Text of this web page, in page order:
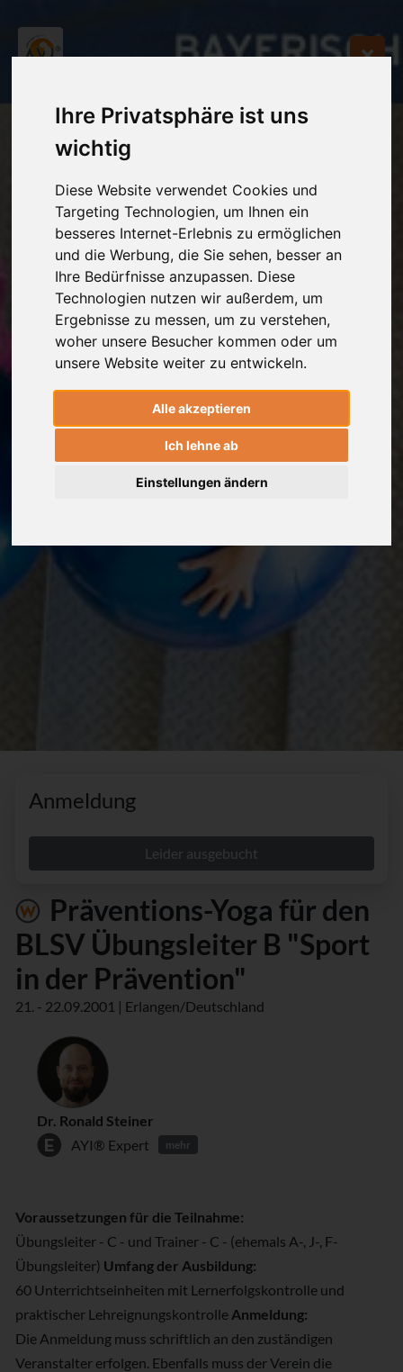
Ihre Privatsphäre ist uns
wichtig
Diese Website verwendet Cookies und
Targeting Technologien, um Ihnen ein
besseres Internet-Erlebnis zu ermöglichen
und die Werbung, die Sie sehen, besser an
Ihre Bedürfnisse anzupassen. Diese
Technologien nutzen wir außerdem, um
Ergebnisse zu messen, um zu verstehen,
woher unsere Besucher kommen oder um
unsere Website weiter zu entwickeln.
Alle akzeptieren
Ich lehne ab
Einstellungen ändern
Anmeldung
Leider ausgebucht
Präventions-Yoga für den
BLSV Übungsleiter B "Sport
in der Prävention"
21. - 22.09.2001 | Erlangen/Deutschland
Dr. Ronald Steiner
AYI® Expert
mehr
Voraussetzungen für die Teilnahme:
Übungsleiter - C - und Trainer - C - (ehemals A-, J-, F-
Übungsleiter) Umfang der Ausbildung:
60 Unterrichtseinheiten mit Lernerfolgskontrolle und
praktischer Lehreignungskontrolle Anmeldung:
Die Anmeldung muss schriftlich an den zuständigen
Veranstalter erfolgen. Ebenfalls muss der Verein die